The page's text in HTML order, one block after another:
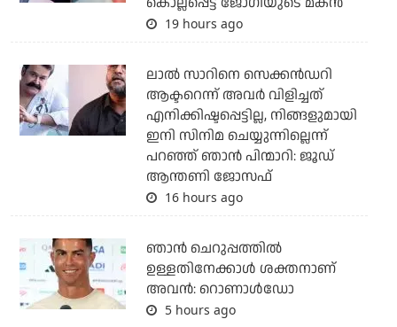
19 hours ago
ലാല്‍ സാറിനെ സെക്കന്‍ഡറി
ആക്ടറെന്ന് അവര്‍ വിളിച്ചത്
എനിക്കിഷ്ടപ്പെട്ടില്ല, നിങ്ങളുമായി
ഇനി സിനിമ ചെയ്യുന്നില്ലെന്ന്
പറഞ്ഞ് ഞാന്‍ പിന്മാറി: ജൂഡ്
ആന്തണി ജോസഫ്
16 hours ago
ഞാന്‍ ചെറുപ്പത്തില്‍
ഉള്ളതിനേക്കാള്‍ ശക്തനാണ്
അവന്‍: റൊണാള്‍ഡോ
5 hours ago